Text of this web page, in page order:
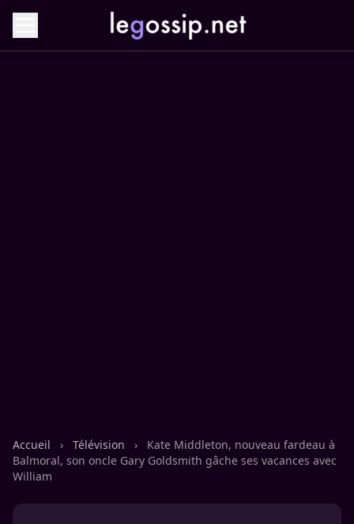
Accueil › Télévision ›
Kate Middleton, nouveau fardeau à
Balmoral, son oncle Gary Goldsmith gâche ses vacances avec
William